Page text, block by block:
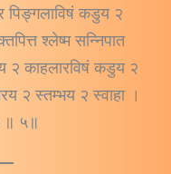
पिङ्गलाविषं कडुय २
श्लेष्म सन्निपात
२ काहलारविषं कडुय २
२ स्तम्भय २ स्वाहा ।
॥ ५॥